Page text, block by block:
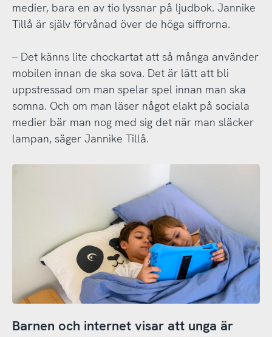
medier, bara en av tio lyssnar på ljudbok. Jannike
Tillå är själv förvånad över de höga siffrorna.
– Det känns lite chockartat att så många använder
mobilen innan de ska sova. Det är lätt att bli
uppstressad om man spelar spel innan man ska
somna. Och om man läser något elakt på sociala
medier bär man nog med sig det när man släcker
lampan, säger Jannike Tillå.
Barnen och internet visar att unga är